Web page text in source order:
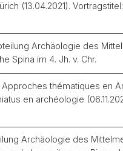
(13.04.2021).
Archäologie des
Spina im 4. Jh. v. Chr.
thématiques en
en archéologie
Archäologie des